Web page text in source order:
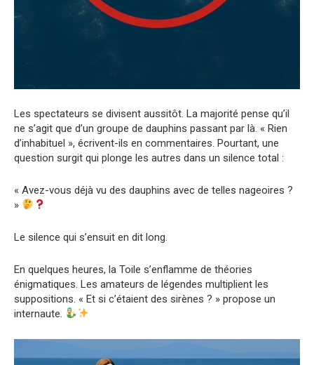
Les spectateurs se divisent aussitôt. La majorité pense qu’il
ne s’agit que d’un groupe de dauphins passant par là. « Rien
d’inhabituel », écrivent-ils en commentaires. Pourtant, une
question surgit qui plonge les autres dans un silence total :
« Avez-vous déjà vu des dauphins avec de telles nageoires ?
»
Le silence qui s’ensuit en dit long.
En quelques heures, la Toile s’enflamme de théories
énigmatiques. Les amateurs de légendes multiplient les
suppositions. « Et si c’étaient des sirènes ? » propose un
internaute.